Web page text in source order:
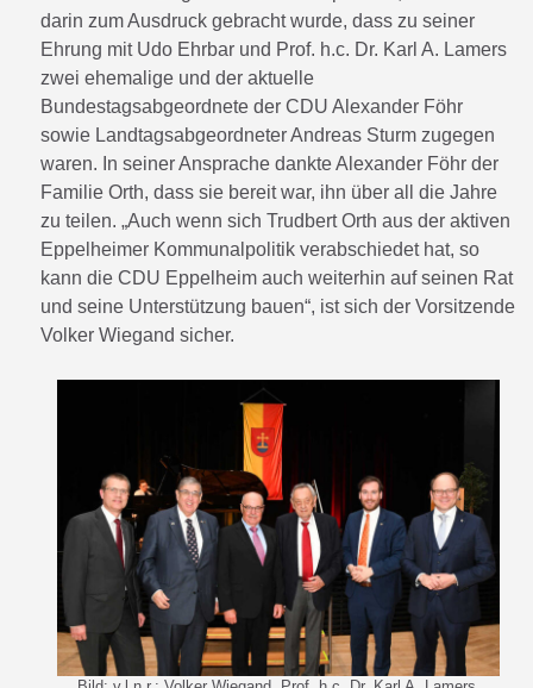
darin zum Ausdruck gebracht wurde, dass zu seiner
Ehrung mit Udo Ehrbar und Prof. h.c. Dr. Karl A. Lamers
zwei ehemalige und der aktuelle
Bundestagsabgeordnete der CDU Alexander Föhr
sowie Landtagsabgeordneter Andreas Sturm zugegen
waren. In seiner Ansprache dankte Alexander Föhr der
Familie Orth, dass sie bereit war, ihn über all die Jahre
zu teilen. „Auch wenn sich Trudbert Orth aus der aktiven
Eppelheimer Kommunalpolitik verabschiedet hat, so
kann die CDU Eppelheim auch weiterhin auf seinen Rat
und seine Unterstützung bauen“, ist sich der Vorsitzende
Volker Wiegand sicher.